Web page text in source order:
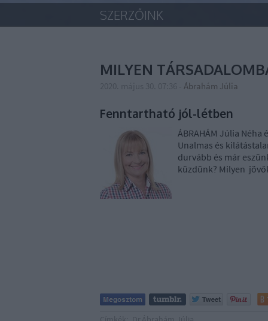
SZERZŐINK
MILYEN
Ábrahám Júlia
Fenntartható jól-létben
ÁBRAHÁM Júlia
Unalmas és
durvább és már
küzdünk? Milyen